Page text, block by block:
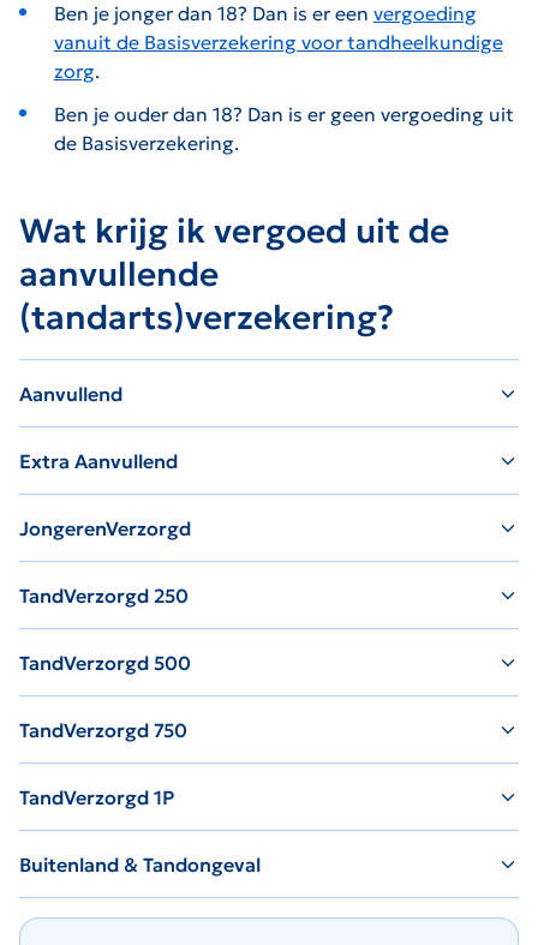
Ben je jonger dan 18? Dan is er een vergoeding
vanuit de Basisverzekering voor tandheelkundige
zorg.
Ben je ouder dan 18? Dan is er geen vergoeding uit
de Basisverzekering.
Wat krijg ik vergoed uit de
aanvullende
(tandarts)verzekering?
Aanvullend
Extra Aanvullend
JongerenVerzorgd
TandVerzorgd 250
TandVerzorgd 500
TandVerzorgd 750
TandVerzorgd 1P
Buitenland & Tandongeval